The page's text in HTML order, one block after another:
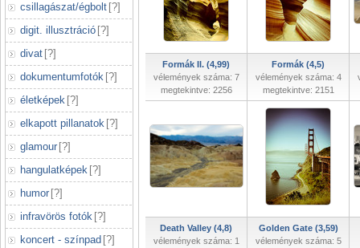
csillagászat/égbolt [?]
digit. illusztráció [?]
divat [?]
dokumentumfotók [?]
életképek [?]
elkapott pillanatok [?]
glamour [?]
hangulatképek [?]
humor [?]
infravörös fotók [?]
koncert - színpad [?]
Formák II. (4,99)
vélemények száma: 7
megtekintve: 2256
Formák (4,5)
vélemények száma: 4
megtekintve: 2151
Death Valley (4,8)
vélemények száma: 1
Golden Gate (3,59)
vélemények száma: 5